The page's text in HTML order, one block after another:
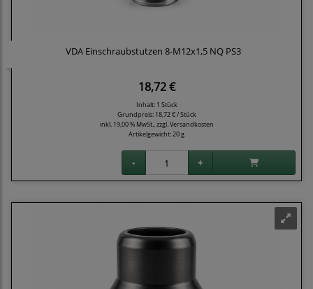
VDA Einschraubstutzen 8-M12x1,5 NQ PS3
18,72 €
Inhalt: 1 Stück
Grundpreis: 18,72 € / Stück
inkl. 19,00 % MwSt., zzgl.Versandkosten
Artikelgewicht: 20 g